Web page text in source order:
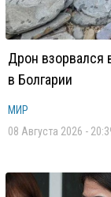
Дрон взорвался
в Болгарии
МИР
08 Августа 2026 -